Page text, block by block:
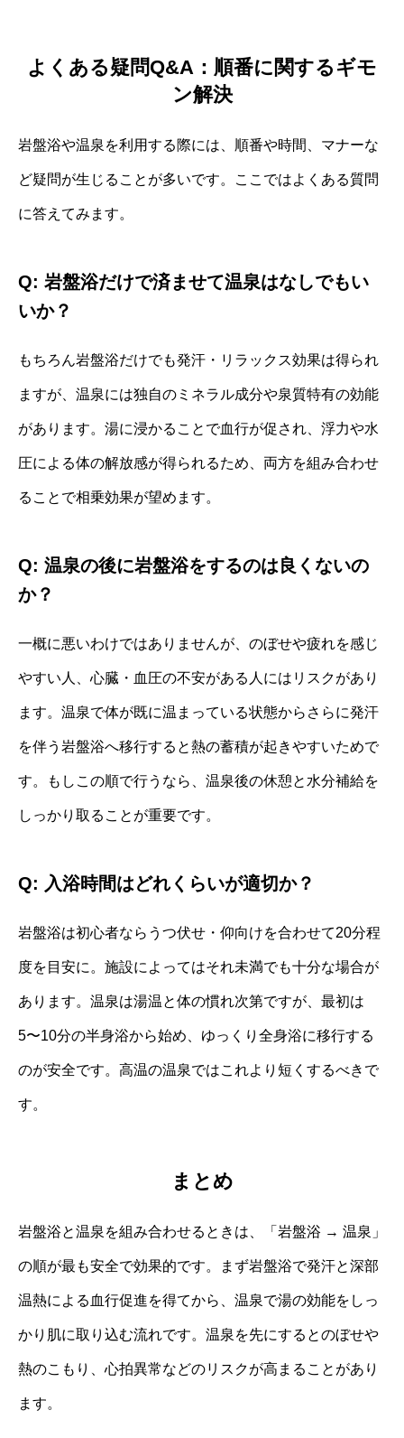
よくある疑問Q&A：順番に関するギモ
ン解決
岩盤浴や温泉を利用する際には、順番や時間、マナーな
ど疑問が生じることが多いです。ここではよくある質問
に答えてみます。
Q: 岩盤浴だけで済ませて温泉はなしでもい
いか？
もちろん岩盤浴だけでも発汗・リラックス効果は得られ
ますが、温泉には独自のミネラル成分や泉質特有の効能
があります。湯に浸かることで血行が促され、浮力や水
圧による体の解放感が得られるため、両方を組み合わせ
ることで相乗効果が望めます。
Q: 温泉の後に岩盤浴をするのは良くないの
か？
一概に悪いわけではありませんが、のぼせや疲れを感じ
やすい人、心臓・血圧の不安がある人にはリスクがあり
ます。温泉で体が既に温まっている状態からさらに発汗
を伴う岩盤浴へ移行すると熱の蓄積が起きやすいためで
す。もしこの順で行うなら、温泉後の休憩と水分補給を
しっかり取ることが重要です。
Q: 入浴時間はどれくらいが適切か？
岩盤浴は初心者ならうつ伏せ・仰向けを合わせて20分程
度を目安に。施設によってはそれ未満でも十分な場合が
あります。温泉は湯温と体の慣れ次第ですが、最初は
5〜10分の半身浴から始め、ゆっくり全身浴に移行する
のが安全です。高温の温泉ではこれより短くするべきで
す。
まとめ
岩盤浴と温泉を組み合わせるときは、「岩盤浴 → 温泉」
の順が最も安全で効果的です。まず岩盤浴で発汗と深部
温熱による血行促進を得てから、温泉で湯の効能をしっ
かり肌に取り込む流れです。温泉を先にするとのぼせや
熱のこもり、心拍異常などのリスクが高まることがあり
ます。